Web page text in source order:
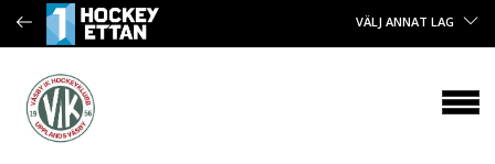
VÄLJ ANNAT LAG